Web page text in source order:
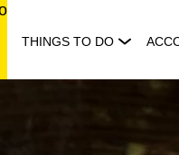
THINGS TO DO